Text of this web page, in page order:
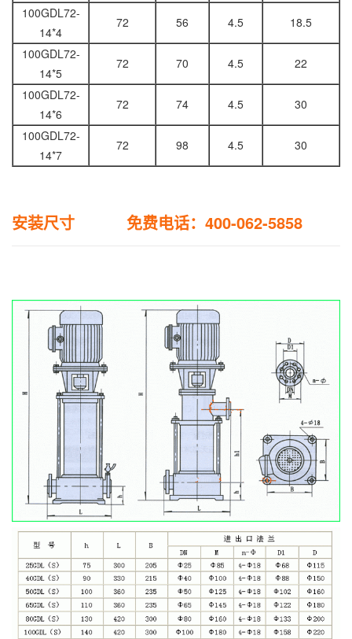
100GDL72-
14*4
72 56 4.5
18.5
100GDL72-
14*5
72 70 4.5
22
100GDL72-
14*6
72 74 4.5
30
100GDL72-
14*7
72 98 4.5 30
安装尺寸 免费电话：400-062-5858